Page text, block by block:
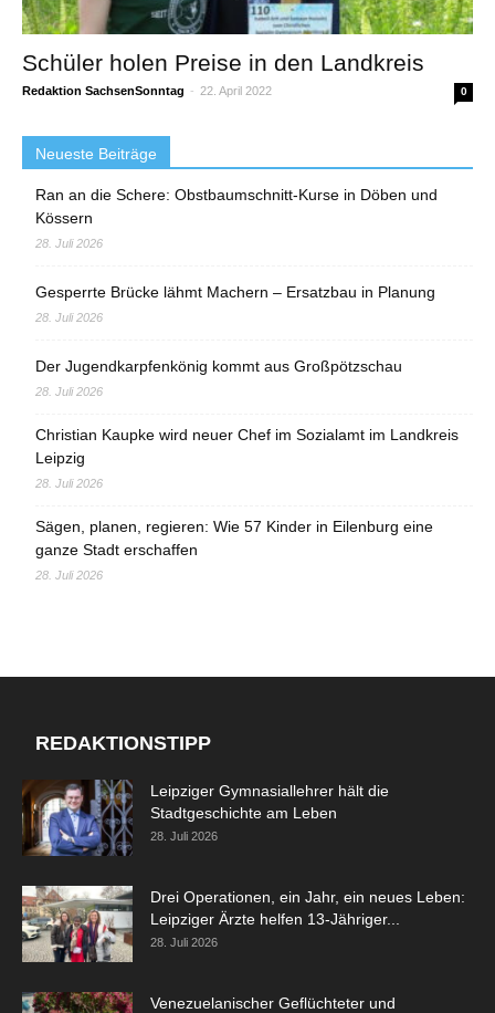
Schüler holen Preise in den Landkreis
Redaktion SachsenSonntag - 22. April 2022 0
Neueste Beiträge
Ran an die Schere: Obstbaumschnitt-Kurse in Döben und
Kössern
28. Juli 2026
Gesperrte Brücke lähmt Machern – Ersatzbau in Planung
28. Juli 2026
Der Jugendkarpfenkönig kommt aus Großpötzschau
28. Juli 2026
Christian Kaupke wird neuer Chef im Sozialamt im Landkreis
Leipzig
28. Juli 2026
Sägen, planen, regieren: Wie 57 Kinder in Eilenburg eine
ganze Stadt erschaffen
28. Juli 2026
REDAKTIONSTIPP
Leipziger Gymnasiallehrer hält die
Stadtgeschichte am Leben
28. Juli 2026
Drei Operationen, ein Jahr, ein neues Leben:
Leipziger Ärzte helfen 13-Jähriger...
28. Juli 2026
Venezuelanischer Geflüchteter und